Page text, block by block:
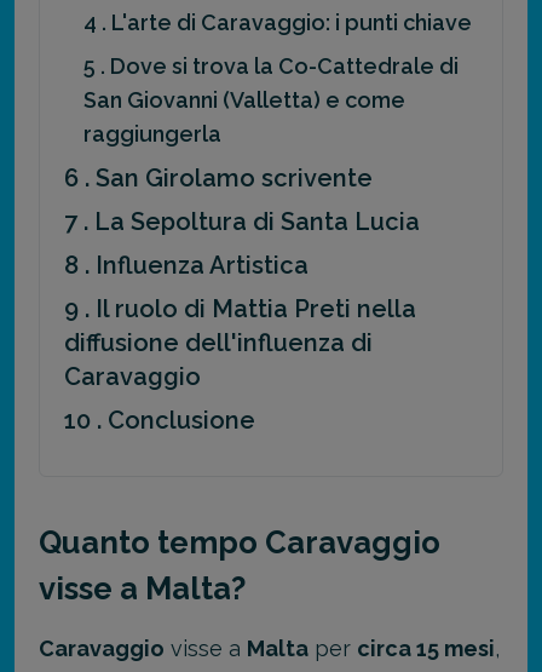
4 . L'arte di Caravaggio: i punti chiave
5 . Dove si trova la Co-Cattedrale di
San Giovanni (Valletta) e come
raggiungerla
6 . San Girolamo scrivente
7 . La Sepoltura di Santa Lucia
8 . Influenza Artistica
9 . Il ruolo di Mattia Preti nella
diffusione dell'influenza di
Caravaggio
10 . Conclusione
Quanto tempo Caravaggio
visse a Malta?
Caravaggio visse a Malta per circa 15 mesi,